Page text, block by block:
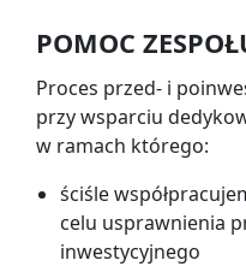
POMOC
Proces przed- i
przy wsparciu
w ramach którego:
ściśle
celu usprawnienia
inwestycyjnego